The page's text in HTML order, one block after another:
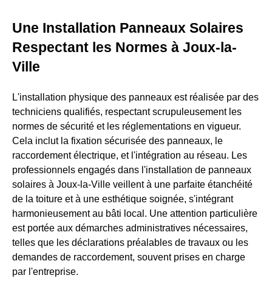
Une Installation Panneaux Solaires
Respectant les Normes à Joux-la-
Ville
L'installation physique des panneaux est réalisée par des
techniciens qualifiés, respectant scrupuleusement les
normes de sécurité et les réglementations en vigueur.
Cela inclut la fixation sécurisée des panneaux, le
raccordement électrique, et l'intégration au réseau. Les
professionnels engagés dans l'installation de panneaux
solaires à Joux-la-Ville veillent à une parfaite étanchéité
de la toiture et à une esthétique soignée, s'intégrant
harmonieusement au bâti local. Une attention particulière
est portée aux démarches administratives nécessaires,
telles que les déclarations préalables de travaux ou les
demandes de raccordement, souvent prises en charge
par l'entreprise.